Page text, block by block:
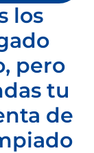
los
pero
tu
de